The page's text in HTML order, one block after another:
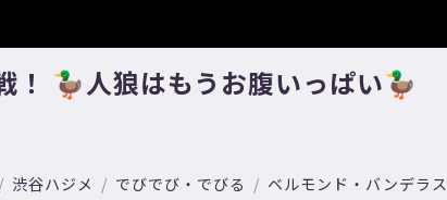
！ 🦆人狼はもうお腹いっぱい🦆
渋谷ハジメ でびでび・でびる ベルモンド・バンデラス